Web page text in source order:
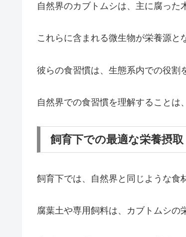
自然界のカブトムシは、主に腐った
これらに含まれる微生物が栄養源と
彼らの食習慣は、生態系内での役割
自然界での食習慣を理解することは
飼育下での最適な栄養摂取
飼育下では、自然界と同じような食
腐葉土や専用飼料は、カブトムシの